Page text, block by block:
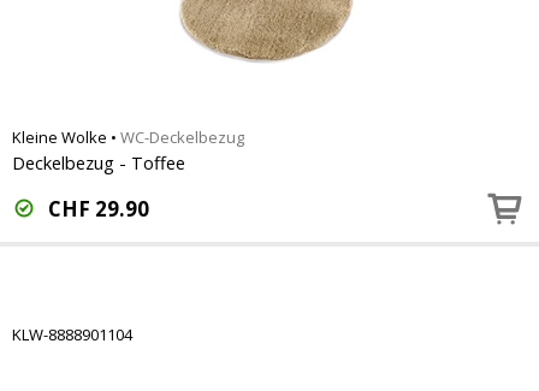
Kleine Wolke • WC-Deckelbezug
Deckelbezug - Toffee
CHF 29.90
KLW-8888901104